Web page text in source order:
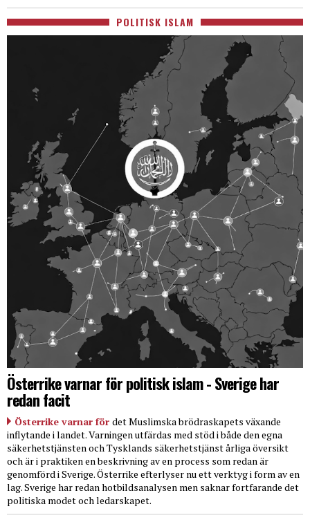
POLITISK ISLAM
Österrike varnar för politisk islam - Sverige har
redan facit
Österrike varnar för det Muslimska brödraskapets växande
inflytande i landet. Varningen utfärdas med stöd i både den egna
säkerhetstjänsten och Tysklands säkerhetstjänst årliga översikt
och är i praktiken en beskrivning av en process som redan är
genomförd i Sverige. Österrike efterlyser nu ett verktyg i form av en
lag. Sverige har redan hotbildsanalysen men saknar fortfarande det
politiska modet och ledarskapet.